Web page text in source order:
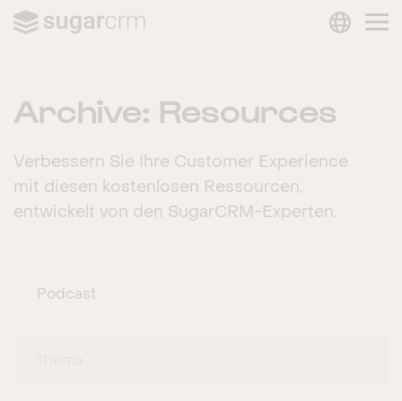
Archive: Resources
Verbessern Sie Ihre Customer Experience
mit diesen kostenlosen Ressourcen,
entwickelt von den SugarCRM-Experten.
Podcast